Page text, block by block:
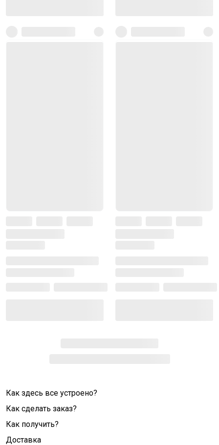
Как здесь все устроено?
Как сделать заказ?
Как получить?
Доставка